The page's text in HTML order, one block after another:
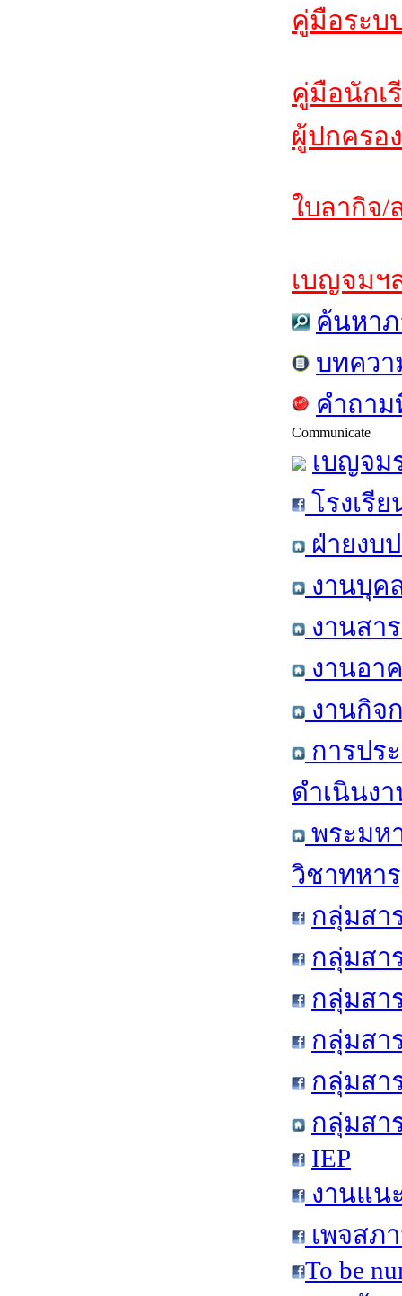
คู่มือระบ
คู่มือนักเ
ผู้ปกครอ
ใบลากิจ/
เบญจมฯ
ค้นหาภ
บทควา
คำถา
Communicate
เบญจม
โรงเรี
ฝ่ายงบ
งานบุค
งานสา
งานอา
งานกิจ
การปร
ดำเนินง
พระมห
วิชาทหา
กลุ่มสา
กลุ่มสา
กลุ่มสา
กลุ่มสา
กลุ่มสา
กลุ่มสา
IEP
งานแน
เพจสภ
To be